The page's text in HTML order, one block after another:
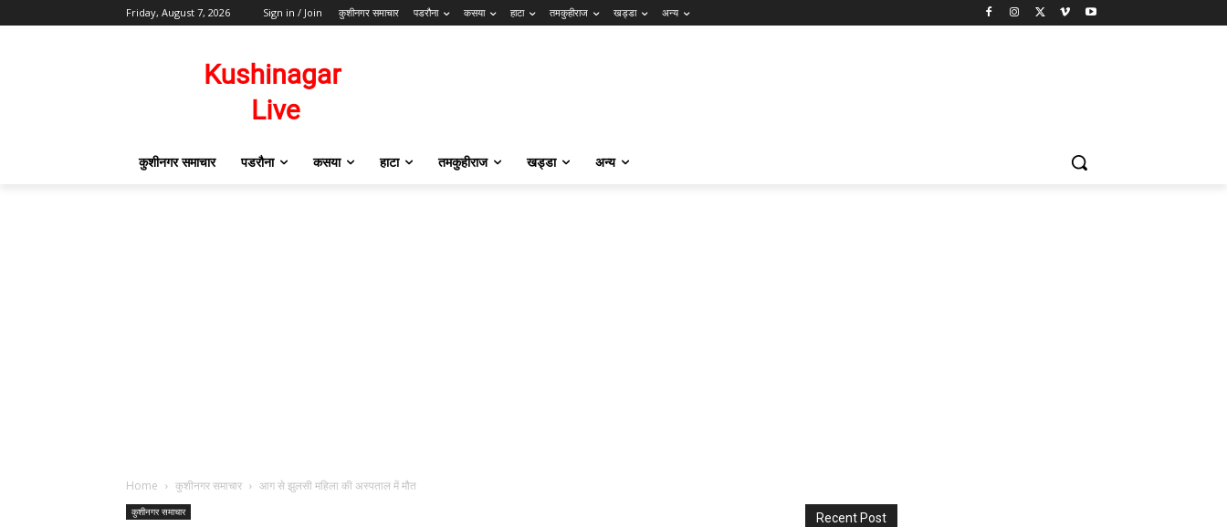
Friday, August 7, 2026 Sign in / Join कुशीनगर समाचार पडरौना कसया हाटा तमकुहीराज खड्डा अन्य
कुशीनगर समाचार पडरौना कसया हाटा तमकुहीराज खड्डा अन्य
Home कुशीनगर समाचार आग से झुलसी महिला की अस्पताल में मौत
कुशीनगर समाचार Recent Post